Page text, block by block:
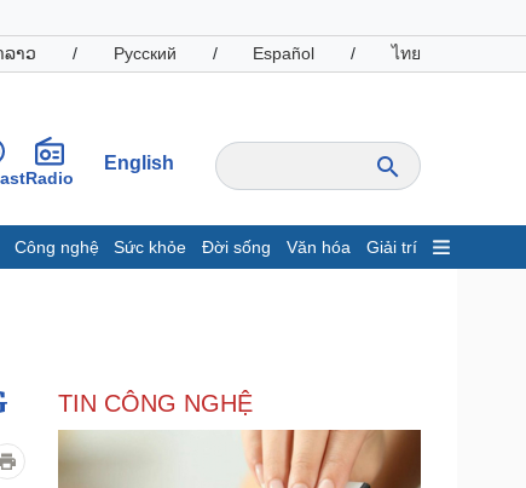
ລາວ / Русский / Español / ไทย
Radio
English
Công nghệ Sức khỏe Đời sống Văn hóa Giải trí
Chứng khoán
Giá cà phê
TIN CÔNG NGHỆ